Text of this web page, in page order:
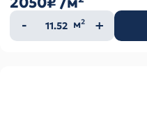
Количество
товара
м²